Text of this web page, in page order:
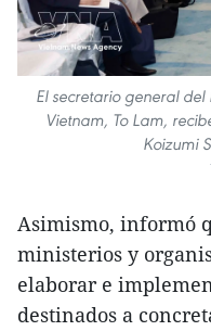
El secretario general
Vietnam, To Lam,
Koizumi
Asimismo, informó
ministerios y
elaborar e
destinados a